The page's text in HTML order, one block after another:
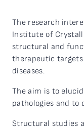
The research
Institute of
structural and
therapeutic
diseases.
The aim is to
pathologies and to
Structural studies